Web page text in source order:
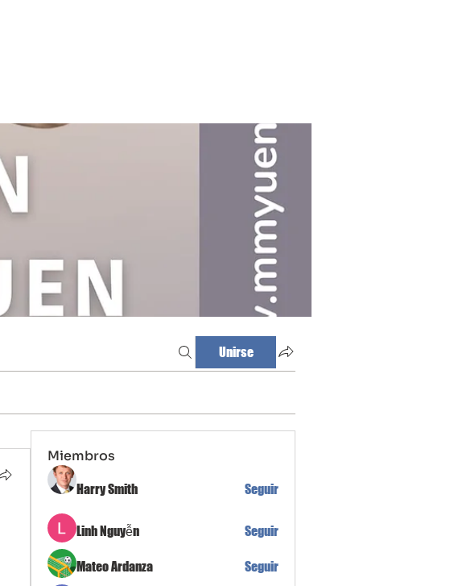
Unirse
Miembros
Harry Smith Seguir
Linh Nguyễn Seguir
Mateo Ardanza Seguir